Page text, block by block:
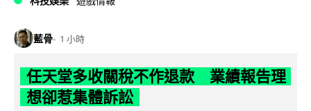
藍骨 1 小時
任天堂多收關稅不作退款 業績報告理
想卻惹集體訴訟